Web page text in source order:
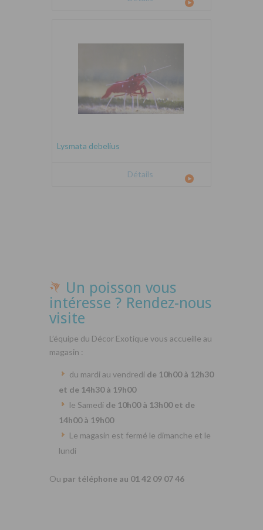
Lysmata debelius
Détails
Un poisson vous
intéresse ? Rendez-nous
visite
L’équipe du Décor Exotique vous accueille au
magasin :
du mardi au vendredi de 10h00 à 12h30
et de 14h30 à 19h00
le Samedi de 10h00 à 13h00 et de
14h00 à 19h00
Le magasin est fermé le dimanche et le
lundi
Ou par téléphone au 01 42 09 07 46